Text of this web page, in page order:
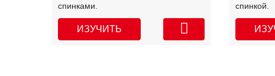
спинками.
ИЗУЧИТЬ
спинкой.